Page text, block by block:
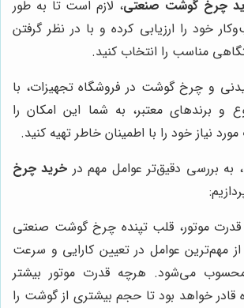
چرخ گوشت صنعتی، لازم است تا به طور
خود را ارزیابی کرده و با در نظر گرفتن
مناسب را انتخاب کنید.
و چرخ گوشت در فروشگاه تجهیزات، با
و برندهای معتبر، به شما این امکان را
نیاز خود را با اطمینان خاطر تهیه کنید.
به بررسی دقیق‌تر عوامل مهم در خرید چرخ
قدرت موتور، قلب تپنده چرخ گوشت صنعتی
مهم‌ترین عوامل در تعیین کارایی و سرعت
می‌شود. هرچه قدرت موتور بیشتر
قادر خواهد بود تا حجم بیشتری از گوشت را